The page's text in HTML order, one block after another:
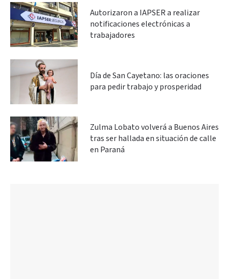
Autorizaron a IAPSER a realizar
notificaciones electrónicas a
trabajadores
Día de San Cayetano: las oraciones
para pedir trabajo y prosperidad
Zulma Lobato volverá a Buenos Aires
tras ser hallada en situación de calle
en Paraná